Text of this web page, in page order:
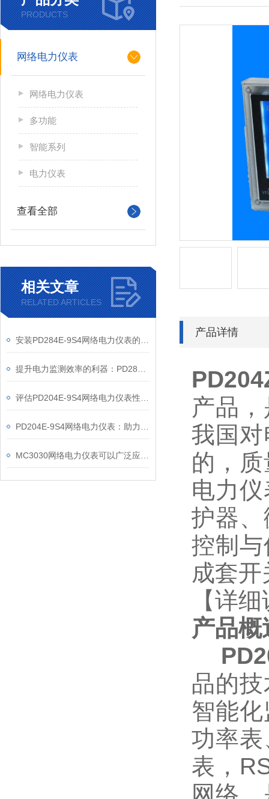
PRODUCTS
网络电力仪表
网络电力仪表
多功能
智能系列
电力仪表
查看全部
相关文章
RELATED ARTICLES
产品详情
产品
我国
的，
电力
护器
控制
成套
【详
产品概
品的
智能
功率
表，